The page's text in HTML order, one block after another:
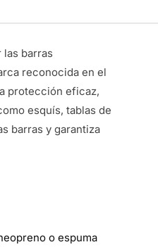
barras
reconocida en el
protección eficaz,
esquís, tablas de
barras y garantiza
o espuma